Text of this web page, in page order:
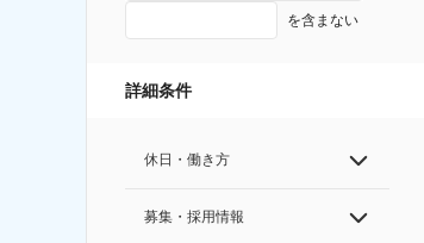
を含まない
詳細条件
休日・働き方
募集・採用情報